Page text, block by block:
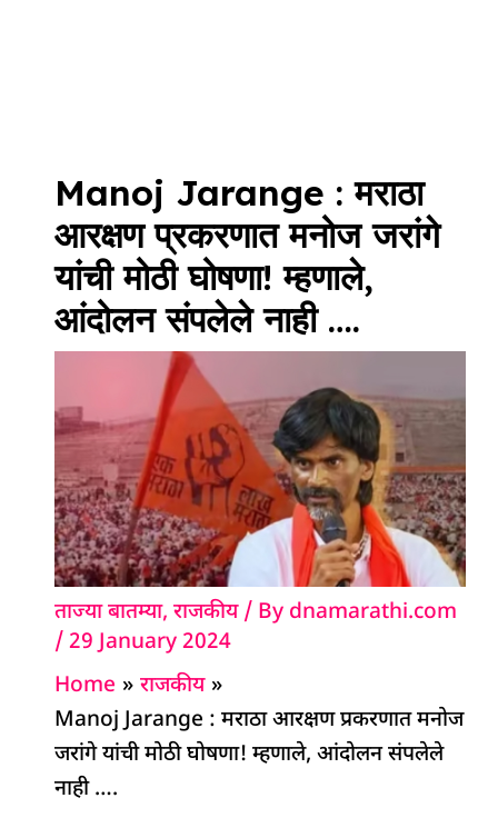
Manoj Jarange : मराठा
आरक्षण प्रकरणात मनोज जरांगे
यांची मोठी घोषणा! म्हणाले,
आंदोलन संपलेले नाही ….
ताज्या बातम्या,राजकीय/ By dnamarathi.com
/29 January 2024
Home
राजकीय
Manoj Jarange : मराठा आरक्षण प्रकरणात मनोज
जरांगे यांची मोठी घोषणा! म्हणाले, आंदोलन संपलेले
नाही ….